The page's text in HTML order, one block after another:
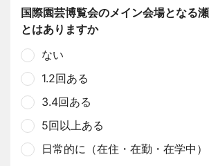
国際園芸博覧会のメイン会場となる
とはありますか
ない
1.2回ある
3.4回ある
5回以上ある
日常的に（在住・在勤・在学中）